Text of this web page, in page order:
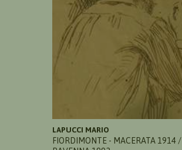
LAPUCCI MARIO
FIORDIMONTE - MACERATA 1914 /